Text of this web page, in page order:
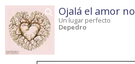
Ojalá el amor
Un lugar perfecto
Depedro